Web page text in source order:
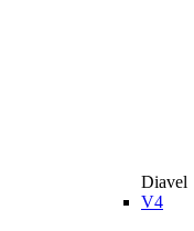
Diavel
V4